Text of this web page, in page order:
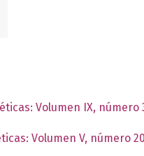
Volumen IX, número
Volumen V, número